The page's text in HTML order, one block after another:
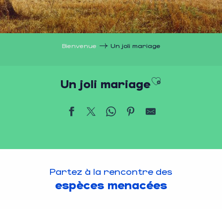
Bienvenue Un joli mariage
Un joli mariageAjouter
Partez à la rencontre des
espèces menacées